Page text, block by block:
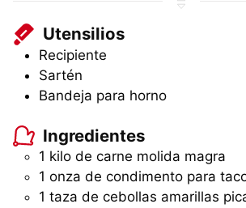
Utensilios
Recipiente
Sartén
Bandeja para horno
Ingredientes
1 kilo de carne molida magra
1 onza de condimento para
1 taza de cebollas amarillas